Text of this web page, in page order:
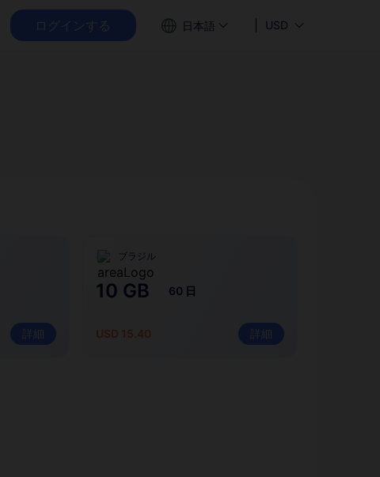
ログインする 日本語 USD
詳細
ブラジル
10 GB 60 日
USD 15.40 詳細